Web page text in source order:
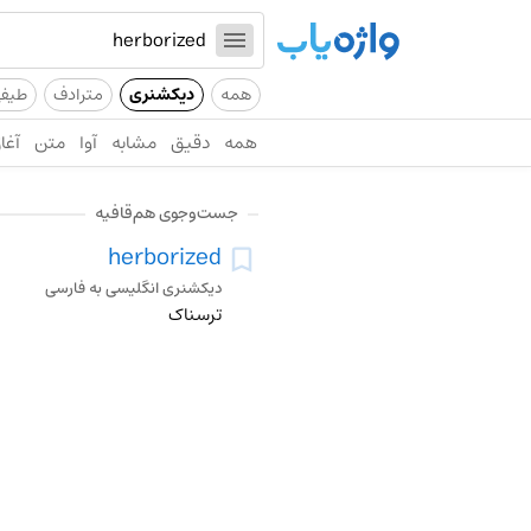
همه دیکشنری مترادف
همه دقیق مشابه آوا متن
جست‌وجوی هم‌قافیه
herborized
دیکشنری انگلیسی به فارسی
ترسناک